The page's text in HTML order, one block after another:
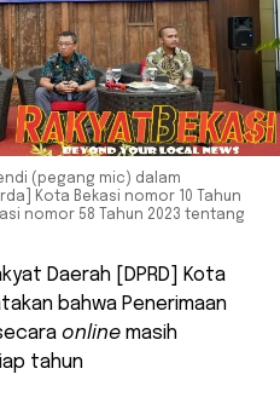
(pegang mic) dalam
Kota Bekasi nomor 10 Tahun
nomor 58 Tahun 2023 tentang
Daerah [DPRD] Kota
bahwa Penerimaan
online masih
tahun